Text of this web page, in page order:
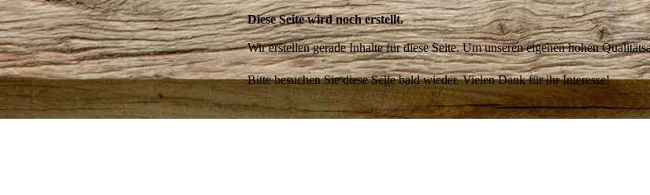
Diese Seite wird noch erstellt.
Wir erstellen gerade Inhalte für diese Seite. Um unseren eigenen hohen
Bitte besuchen Sie diese Seite bald wieder. Vielen Dank für ihr Interesse!